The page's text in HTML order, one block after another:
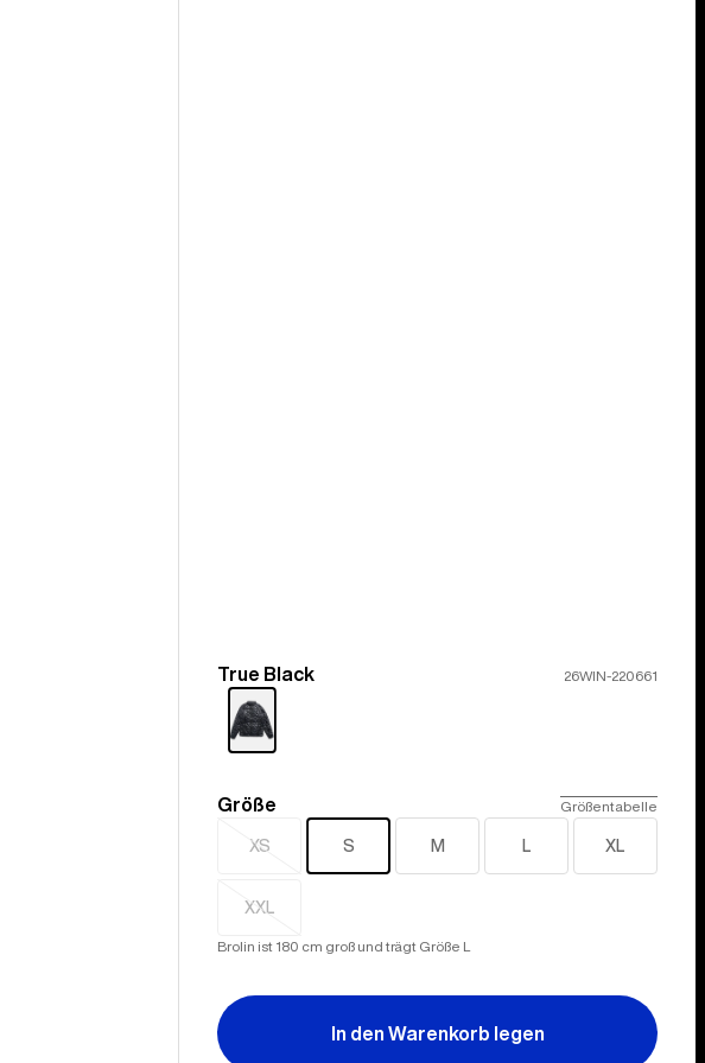
Farbe
True Black 26WIN-220661
Größe
Größe Größentabelle
XS
Ausverkauft
S M XL
XXL
Ausverkauft
Brolin ist 180 cm groß und trägt Größe L
In den Warenkorb legen